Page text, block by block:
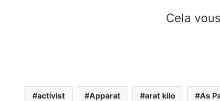
Cela
activist Apparat arat kilo As